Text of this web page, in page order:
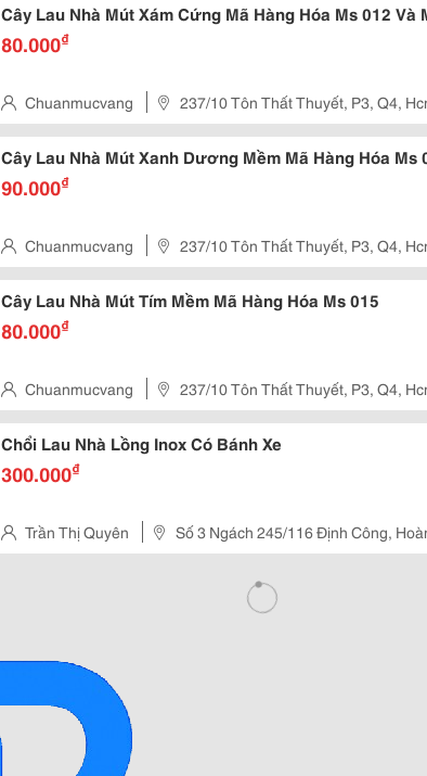
Cây Lau Nhà Mút Xám Cứng Mã Hàng Hóa Ms 012 Và
80.000₫
Chuanmucvang 237/10 Tôn Thất Thuyết, P3, Q4,
Cây Lau Nhà Mút Xanh Dương Mềm Mã Hàng Hóa Ms
90.000₫
Chuanmucvang 237/10 Tôn Thất Thuyết, P3, Q4,
Cây Lau Nhà Mút Tím Mềm Mã Hàng Hóa Ms 015
80.000₫
Chuanmucvang 237/10 Tôn Thất Thuyết, P3, Q4,
Chổi Lau Nhà Lồng Inox Có Bánh Xe
300.000₫
Trần Thị Quyên
Số 3 Ngách 245/116 Định Công,
Hà Nội